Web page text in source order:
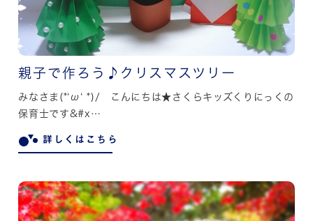
親子で作ろう♪クリスマスツリー
みなさま(*‘ω‘ *)/ こんにちは★さくらキッズくりにっくの
保育士です&#x…
詳しくはこちら